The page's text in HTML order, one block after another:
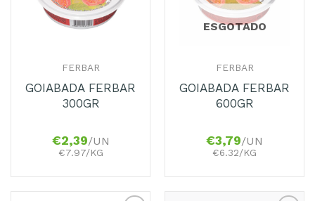
FERBAR
GOIABADA FERBAR
300GR
€2,39/UN
€7.97/KG
ESGOTADO
FERBAR
GOIABADA FERBAR
600GR
€3,79/UN
€6.32/KG